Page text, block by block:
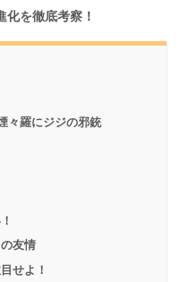
化を徹底考察！
羅にジジの邪銃
友情
せよ！